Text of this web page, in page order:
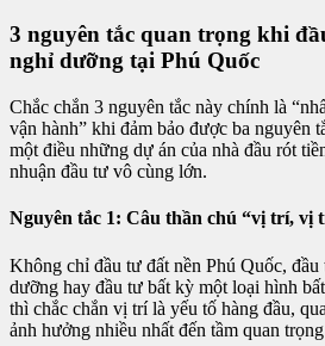
3 nguyên tắc quan trọng khi
nghỉ dưỡng tại Phú Quốc
Chắc chắn 3 nguyên tắc này chính là
vận hành” khi đảm bảo được ba nguyên
một điều những dự án của nhà đầu rót
nhuận đầu tư vô cùng lớn.
Nguyên tắc 1: Câu thần chú “vị trí, vị
Không chỉ đầu tư đất nền Phú Quốc, đầu
dưỡng hay đầu tư bất kỳ một loại hình
thì chắc chắn vị trí là yếu tố hàng đầu,
ảnh hưởng nhiều nhất đến tầm quan